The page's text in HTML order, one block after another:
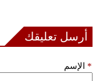
أرسل تعليقك
الإسم *